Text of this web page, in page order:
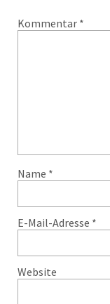
Kommentar *
Name *
E-Mail-Adresse *
Website